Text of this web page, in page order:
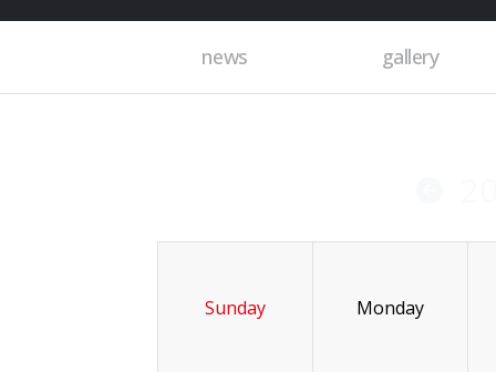
news gallery
Sunday Monday